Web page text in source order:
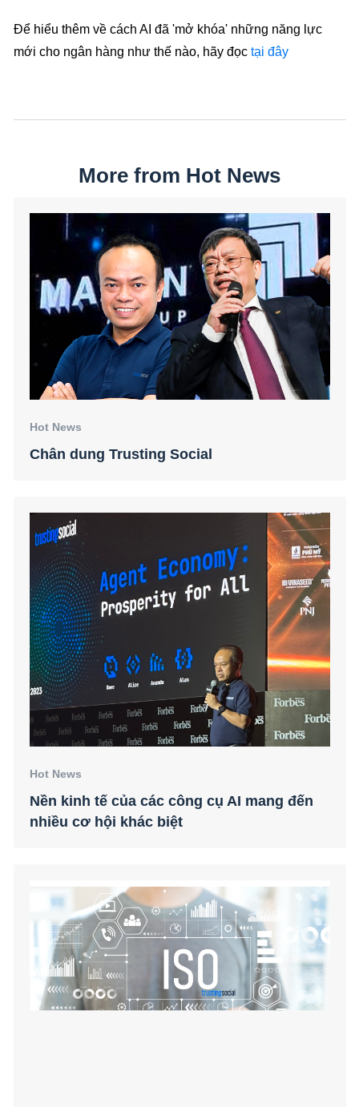
Để hiểu thêm về cách AI đã 'mở khóa' những năng lực
mới cho ngân hàng như thế nào, hãy đọc tại đây
More from Hot News
Hot News
Chân dung Trusting Social
Hot News
Nền kinh tế của các công cụ AI mang đến
nhiều cơ hội khác biệt